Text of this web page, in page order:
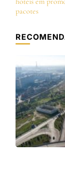
pacotes